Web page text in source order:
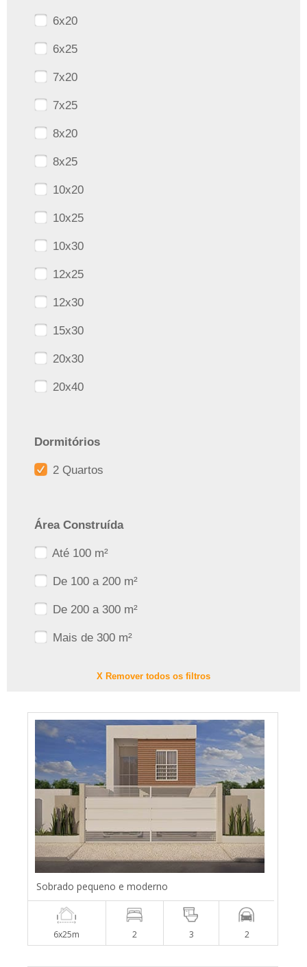
6x20
6x25
7x20
7x25
8x20
8x25
10x20
10x25
10x30
12x25
12x30
15x30
20x30
20x40
Dormitórios
2 Quartos
Área Construída
Até 100 m²
De 100 a 200 m²
De 200 a 300 m²
Mais de 300 m²
X Remover todos os filtros
Sobrado pequeno e moderno
6x25m 2 3 2